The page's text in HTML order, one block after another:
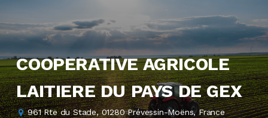
COOPERATIVE AGRICOLE
LAITIERE DU PAYS DE GEX
961 Rte du Stade, 01280 Prévessin-Moëns, France